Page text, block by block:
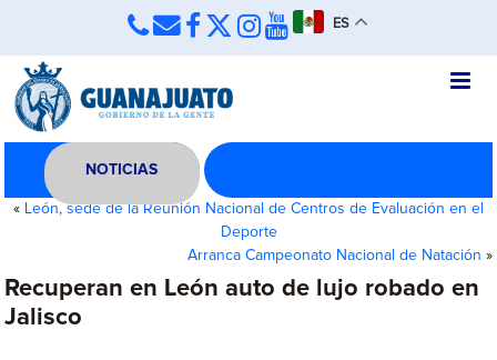
ES
NOTICIAS
« León, sede de la Reunión Nacional de Centros de Evaluación en el
Deporte
Arranca Campeonato Nacional de Natación »
Recuperan en León auto de lujo robado en
Jalisco